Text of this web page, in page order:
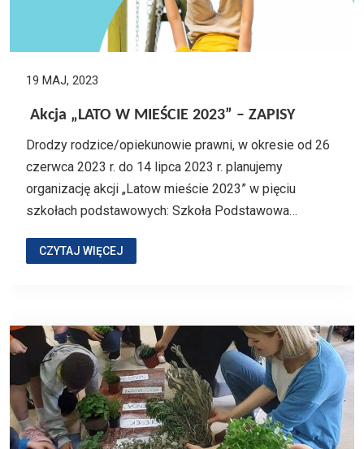
19 MAJ, 2023
Akcja „LATO W MIEŚCIE 2023” – ZAPISY
Drodzy rodzice/opiekunowie prawni, w okresie od 26
czerwca 2023 r. do 14 lipca 2023 r. planujemy
organizację akcji „Latow mieście 2023” w pięciu
szkołach podstawowych: Szkoła Podstawowa…
CZYTAJ WIĘCEJ